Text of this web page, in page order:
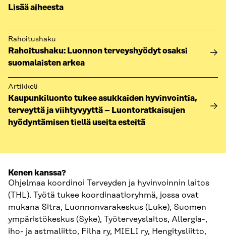
Lisää aiheesta
Rahoitushaku
Rahoitushaku: Luonnon terveyshyödyt osaksi
suomalaisten arkea
Artikkeli
Kaupunkiluonto tukee asukkaiden hyvinvointia,
terveyttä ja viihtyvyyttä – Luontoratkaisujen
hyödyntämisen tiellä useita esteitä
Kenen kanssa?
Ohjelmaa koordinoi Terveyden ja hyvinvoinnin laitos
(THL). Työtä tukee koordinaatioryhmä, jossa ovat
mukana Sitra, Luonnonvarakeskus (Luke), Suomen
ympäristökeskus (Syke), Työterveyslaitos, Allergia-,
iho- ja astmaliitto, Filha ry, MIELI ry, Hengitysliitto,